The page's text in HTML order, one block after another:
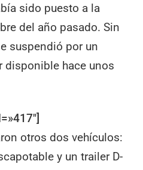
sido puesto a la
del año pasado. Sin
suspendió por un
disponible hace unos
otros dos vehículos:
y un trailer D-